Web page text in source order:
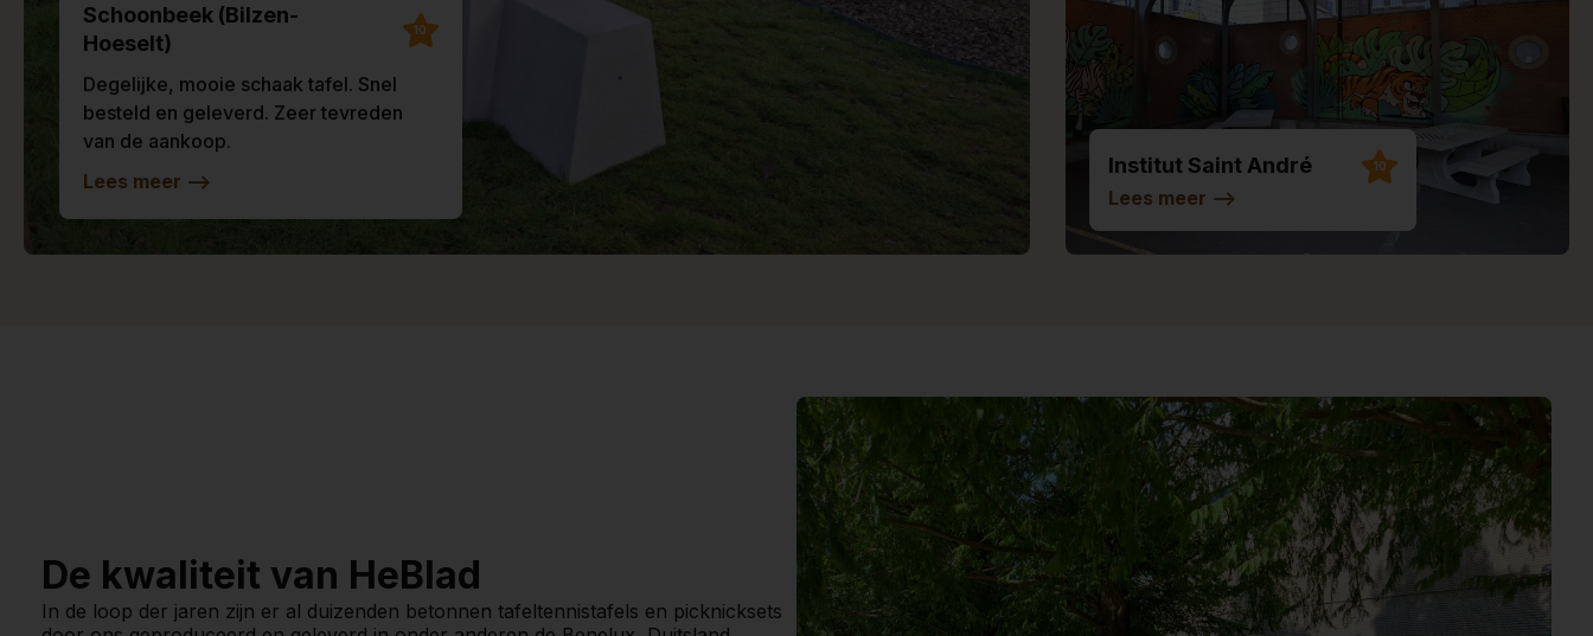
Schoonbeek (Bilzen-
Hoeselt)
10
Degelijke, mooie schaak tafel. Snel
besteld en geleverd. Zeer tevreden
van de aankoop.
Lees meer -->
Institut Saint André 10
Lees meer -->
De kwaliteit van HeBlad
In de loop der jaren zijn er al duizenden betonnen tafeltennistafels en picknicksets